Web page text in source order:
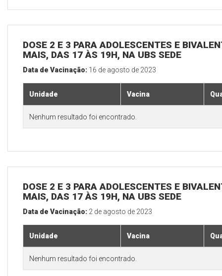
DOSE 2 E 3 PARA ADOLESCENTES E
MAIS, DAS 17 ÀS 19H, NA UBS SEDE
Data de Vacinação: 16 de agosto de 2023
Unidade Vacina
Nenhum resultado foi encontrado.
DOSE 2 E 3 PARA ADOLESCENTES E
MAIS, DAS 17 ÀS 19H, NA UBS SEDE
Data de Vacinação: 2 de agosto de 2023
Unidade Vacina
Nenhum resultado foi encontrado.